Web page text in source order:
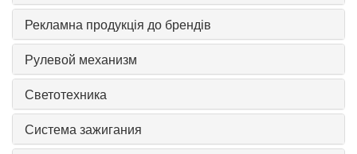
Рекламна продукція до брендів
Рулевой механизм
Светотехника
Система зажигания